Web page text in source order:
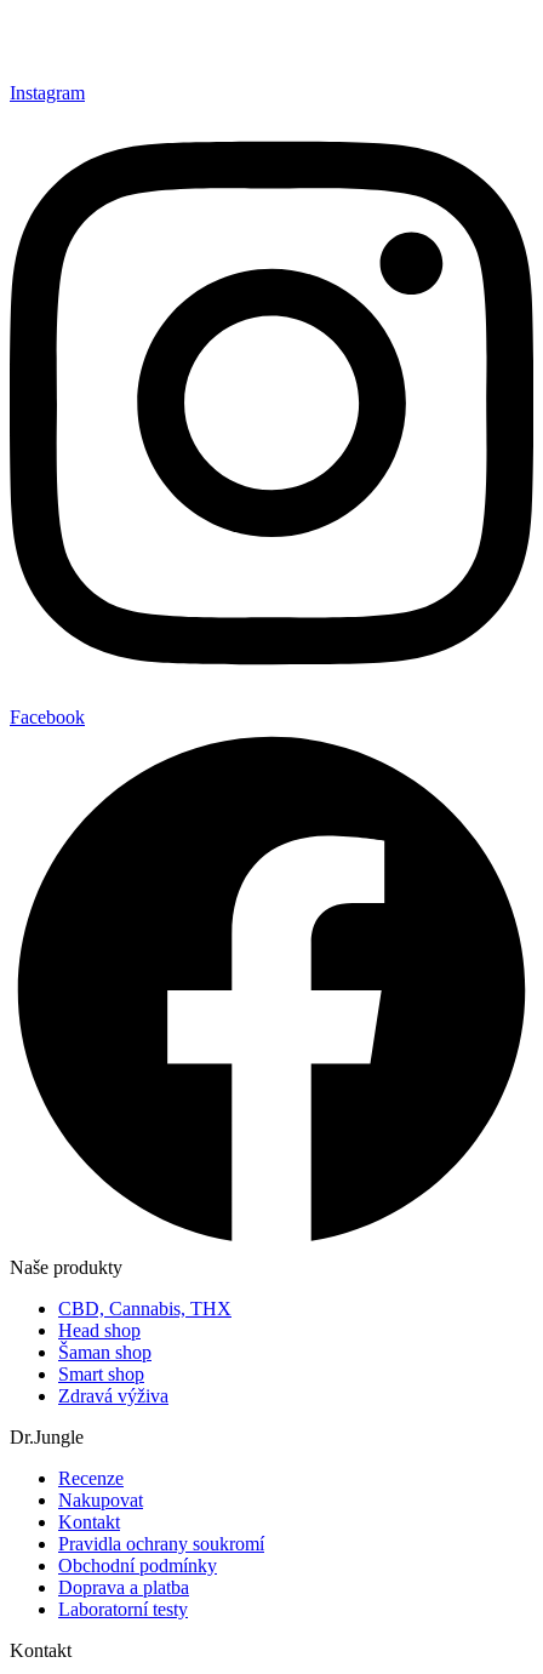
Instagram
Facebook
Naše produkty
CBD, Cannabis, THX
Head shop
Šaman shop
Smart shop
Zdravá výživa
Dr.Jungle
Recenze
Nakupovat
Kontakt
Pravidla ochrany soukromí
Obchodní podmínky
Doprava a platba
Laboratorní testy
Kontakt